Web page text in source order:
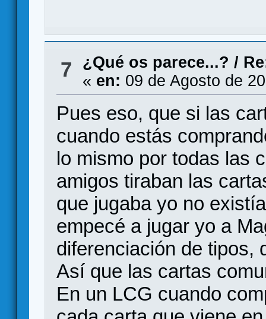
7 ¿Qué os parece...? /
« en: 09 de Agosto de
Pues eso, que si las
cuando estás
lo mismo por todas las
amigos tiraban las
que jugaba yo no
empecé a jugar yo a
diferenciación de tipos,
Así que las cartas
En un LCG cuando